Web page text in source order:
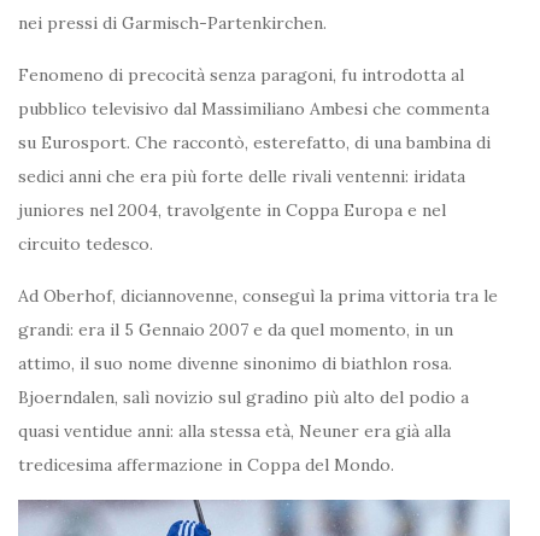
nei pressi di Garmisch-Partenkirchen.
Fenomeno di precocità senza paragoni, fu introdotta al
pubblico televisivo dal Massimiliano Ambesi che commenta
su Eurosport. Che raccontò, esterefatto, di una bambina di
sedici anni che era più forte delle rivali ventenni: iridata
juniores nel 2004, travolgente in Coppa Europa e nel
circuito tedesco.
Ad Oberhof, diciannovenne, conseguì la prima vittoria tra le
grandi: era il 5 Gennaio 2007 e da quel momento, in un
attimo, il suo nome divenne sinonimo di biathlon rosa.
Bjoerndalen, salì novizio sul gradino più alto del podio a
quasi ventidue anni: alla stessa età, Neuner era già alla
tredicesima affermazione in Coppa del Mondo.